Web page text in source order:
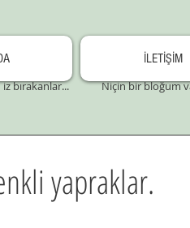
İLETİŞİM
bırakanlar... Niçin bir bloğum
yapraklar.